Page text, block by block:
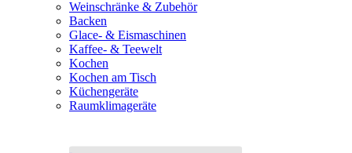
Weinschränke & Zubehör
Backen
Glace- & Eismaschinen
Kaffee- & Teewelt
Kochen
Kochen am Tisch
Küchengeräte
Raumklimageräte